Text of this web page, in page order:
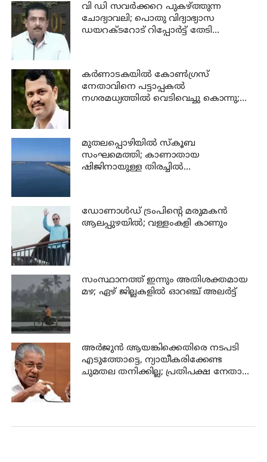
വി ഡി സവര്‍ക്കറെ പുകഴ്ത്തുന്ന
ചോദ്യാവലി; പൊതു വിദ്യാഭ്യാസ
ഡയറക്ടറോട് റിപ്പോര്‍ട്ട് തേടി
കര്‍ണാടകയില്‍ കോണ്‍ഗ്രസ്
നേതാവിനെ പട്ടാപ്പകല്‍
നഗരമധ്യത്തില്‍ വെടിവെച്ചു കൊന്നു;
മുതലപ്പൊഴിയില്‍ സ്‌കൂബ
സംഘമെത്തി; കാണാതായ
ഷിജിനായുള്ള തിരച്ചില്‍
ഡോണാള്‍ഡ് ട്രംപിന്റെ മരുമകന്‍
ആലപ്പുഴയിൽ; വള്ളംകളി കാണും
സംസ്ഥാനത്ത് ഇന്നും അതിശക്തമായ
മഴ; ഏഴ് ജില്ലകളില്‍ ഓറഞ്ച് അലര്‍ട്ട്
അര്‍ജുന്‍ ആയങ്കിക്കെതിരെ നടപടി
എടുത്തോട്ടെ, ന്യായീകരിക്കേണ്ട
ചുമതല തനിക്കില്ല; പ്രതിപക്ഷ നേതാവ്